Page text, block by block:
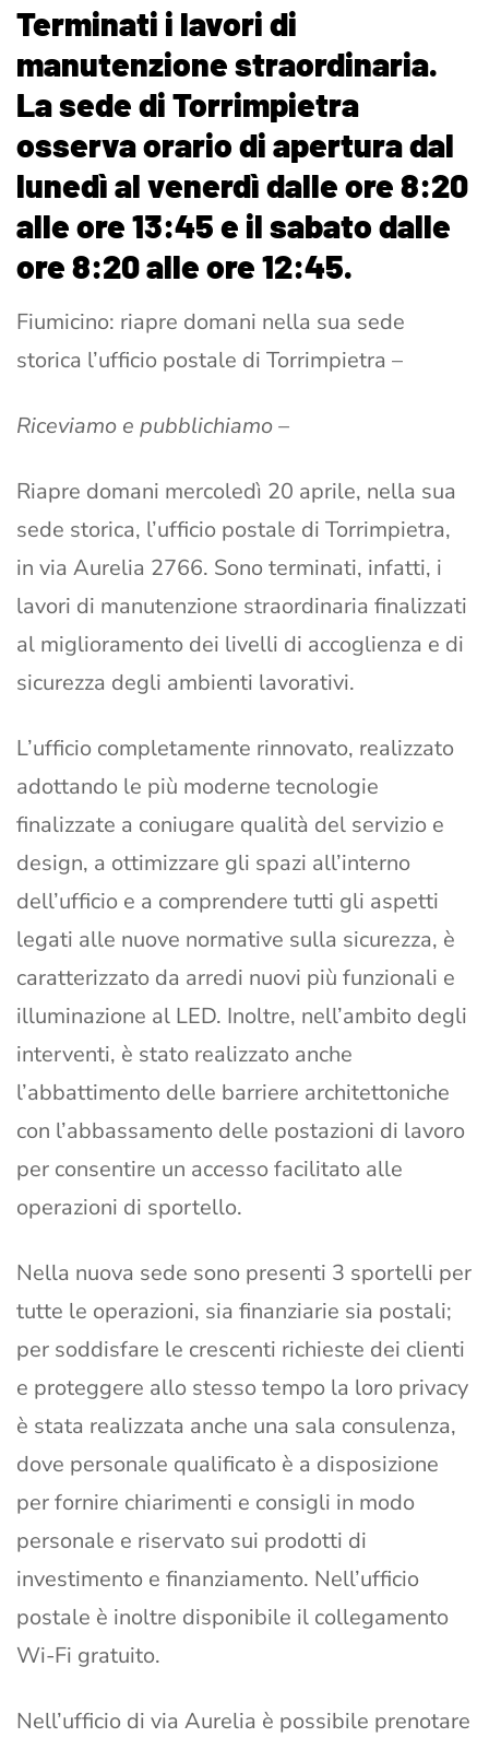
Terminati i lavori di
manutenzione straordinaria.
La sede di Torrimpietra
osserva orario di apertura dal
lunedì al venerdì dalle ore 8:20
alle ore 13:45 e il sabato dalle
ore 8:20 alle ore 12:45.
Fiumicino: riapre domani nella sua sede
storica l’ufficio postale di Torrimpietra –
Riceviamo e pubblichiamo –
Riapre domani mercoledì 20 aprile, nella sua
sede storica, l’ufficio postale di Torrimpietra,
in via Aurelia 2766. Sono terminati, infatti, i
lavori di manutenzione straordinaria finalizzati
al miglioramento dei livelli di accoglienza e di
sicurezza degli ambienti lavorativi.
L’ufficio completamente rinnovato, realizzato
adottando le più moderne tecnologie
finalizzate a coniugare qualità del servizio e
design, a ottimizzare gli spazi all’interno
dell’ufficio e a comprendere tutti gli aspetti
legati alle nuove normative sulla sicurezza, è
caratterizzato da arredi nuovi più funzionali e
illuminazione al LED. Inoltre, nell’ambito degli
interventi, è stato realizzato anche
l’abbattimento delle barriere architettoniche
con l’abbassamento delle postazioni di lavoro
per consentire un accesso facilitato alle
operazioni di sportello.
Nella nuova sede sono presenti 3 sportelli per
tutte le operazioni, sia finanziarie sia postali;
per soddisfare le crescenti richieste dei clienti
e proteggere allo stesso tempo la loro privacy
è stata realizzata anche una sala consulenza,
dove personale qualificato è a disposizione
per fornire chiarimenti e consigli in modo
personale e riservato sui prodotti di
investimento e finanziamento. Nell’ufficio
postale è inoltre disponibile il collegamento
Wi-Fi gratuito.
Nell’ufficio di via Aurelia è possibile prenotare